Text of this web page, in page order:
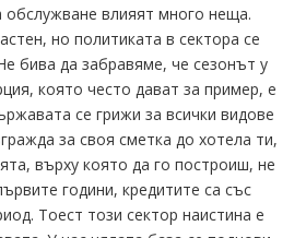
обслужване влияят много неща.
но политиката в сектора се
бива да забравяме, че сезонът у
която често дават за пример, е
се грижи за всички видове
за своя сметка до хотела ти,
върху която да го построиш, не
години, кредитите са със
Тоест този сектор наистина е